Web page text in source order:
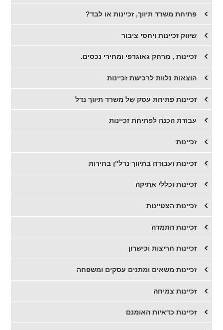
​פתיחת משרד תיווך, זכיינות או לבד?
שיווק זכיינות ויחסי ציבור
זכיינות , מרחק גאוגרפי ומחירי נכסים.
הוצאות נלוות לרכישת זכיינות
זכיינות פתיחת עסק של משרד תיווך נדל
עבודת הכנה לפתיחת זכיינות
זכיינות
זכיינות ועבודה בתיווך נדל"ן בחירות
זכיינות וכללי אתיקה
זכיינות הצטיינות
זכיינות התמדה
זכיינות חריצות וכישרון
זכיינות משאים ומתנים עסקים ומשפחה
זכיינות צמיחה
זכיינות כדאיות האומנם